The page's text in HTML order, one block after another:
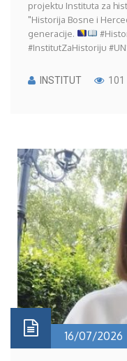
projektu Instituta za
"Historija Bosne i
generacije.
#InstitutZaHistoriju
INSTITUT 101
16/07/2026